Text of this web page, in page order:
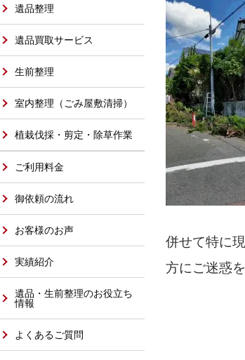
併せて特に
方にご迷惑
遺品整理
遺品買取サービス
生前整理
室内整理（ごみ屋敷清掃）
植栽伐採・剪定・除草作業
ご利用料金
御依頼の流れ
お客様のお声
実績紹介
遺品・生前整理のお役立ち
情報
よくあるご質問